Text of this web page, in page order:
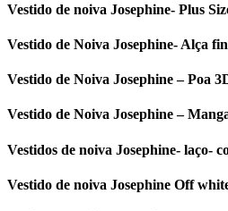
Vestido de noiva Josephine- Plus
Vestido de Noiva Josephine- Alça
Vestido de Noiva Josephine – Poa
Vestido de Noiva Josephine –
Vestidos de noiva Josephine- laço-
Vestido de noiva Josephine Off